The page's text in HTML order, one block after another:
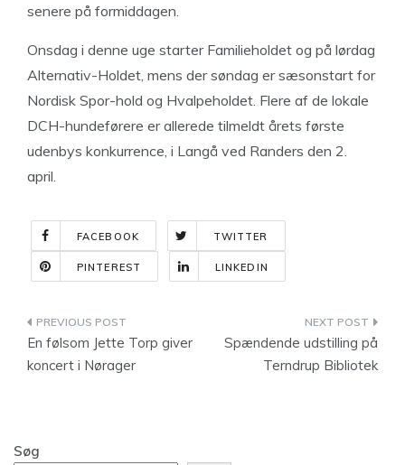
senere på formiddagen.
Onsdag i denne uge starter Familieholdet og på lørdag
Alternativ-Holdet, mens der søndag er sæsonstart for
Nordisk Spor-hold og Hvalpeholdet. Flere af de lokale
DCH-hundeførere er allerede tilmeldt årets første
udenbys konkurrence, i Langå ved Randers den 2.
april.
FACEBOOK TWITTER
PINTEREST LINKEDIN
Indlægsnavigation
En følsom Jette Torp giver
koncert i Nørager
Spændende udstilling på
Terndrup Bibliotek
Søg